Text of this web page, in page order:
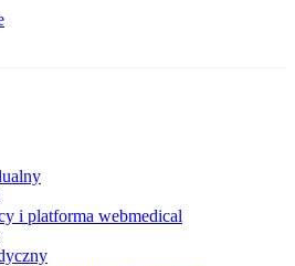
i platforma webmedical